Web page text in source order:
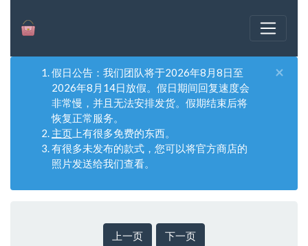
假日公告：我们团队将于2026年8月8日至
2026年8月14日放假。假日期间回复速度会
非常慢，并且无法安排发货。假期结束后将
恢复正常服务。
主页 上有很多免费的东西。
有很多未发布的款式，您可以将官方商店的
照片发送给我们查看。
×
上一页 下一页